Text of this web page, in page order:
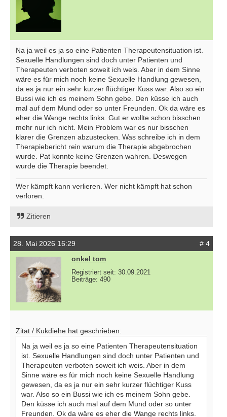
Na ja weil es ja so eine Patienten Therapeutensituation ist.
Sexuelle Handlungen sind doch unter Patienten und
Therapeuten verboten soweit ich weis. Aber in dem Sinne
wäre es für mich noch keine Sexuelle Handlung gewesen,
da es ja nur ein sehr kurzer flüchtiger Kuss war. Also so ein
Bussi wie ich es meinem Sohn gebe. Den küsse ich auch
mal auf dem Mund oder so unter Freunden. Ok da wäre es
eher die Wange rechts links. Gut er wollte schon bisschen
mehr nur ich nicht. Mein Problem war es nur bisschen
klarer die Grenzen abzustecken. Was schreibe ich in dem
Therapiebericht rein warum die Therapie abgebrochen
wurde. Pat konnte keine Grenzen wahren. Deswegen
wurde die Therapie beendet.
Wer kämpft kann verlieren. Wer nicht kämpft hat schon
verloren.
Zitieren
28. Mai 2026 16:29
# 4
onkel tom
Registriert seit: 30.09.2021
Beiträge: 490
Zitat / Kukdiehe hat geschrieben:
Na ja weil es ja so eine Patienten Therapeutensituation
ist. Sexuelle Handlungen sind doch unter Patienten und
Therapeuten verboten soweit ich weis. Aber in dem
Sinne wäre es für mich noch keine Sexuelle Handlung
gewesen, da es ja nur ein sehr kurzer flüchtiger Kuss
war. Also so ein Bussi wie ich es meinem Sohn gebe.
Den küsse ich auch mal auf dem Mund oder so unter
Freunden. Ok da wäre es eher die Wange rechts links.